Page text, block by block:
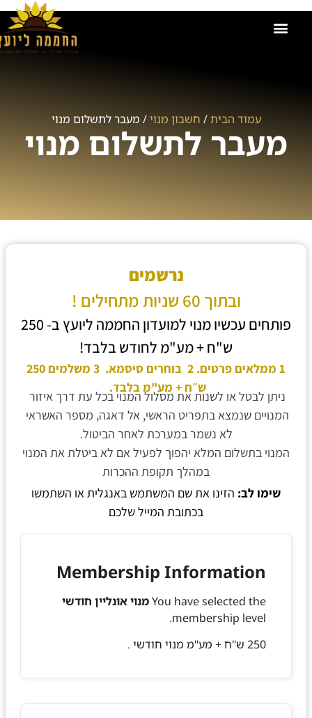
עמוד הבית/ חשבון מנוי/ מעבר לתשלום מנוי
מעבר לתשלום מנוי
נרשמים
ובתוך 60 שניות מתחילים !
פותחים עכשיו מנוי למועדון החממה ליועץ ב- 250
ש"ח + מע"מ לחודש בלבד!
1 ממלאים פרטים. 2 בוחרים סיסמא.
3 משלמים 250
ש״ח + מע"מ בלבד.
לא נשמר במערכת לאחר הביטול.
המנוי בתשלום המלא יהפוך לפעיל אם לא ביטלת את המנוי
במהלך תקופת ההכרות
שימו לב: הזינו את שם המשתמש באנגלית או השתמשו
בכתובת המייל שלכם
Membership Information
You have selected theמנוי אונליין חודשי
membership level.
250 ש"ח + מע"מ מנוי חודשי .